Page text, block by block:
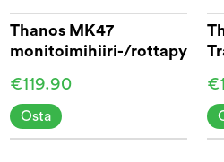
Thanos MK47
monitoimihiiri-/rottapyydys
€119.90
Osta